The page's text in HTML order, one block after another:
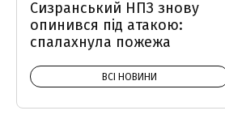
Сизранський НПЗ знову
опинився під атакою:
спалахнула пожежа
ВСІ НОВИНИ